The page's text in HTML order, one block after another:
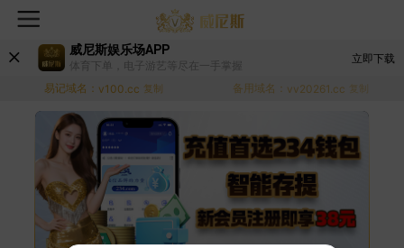
威尼斯娱乐场APP
体育下单，电子游艺等尽在一手掌握
立即下载
易记域名： v100.cc 复制 备用域名： vv20261.cc 复制